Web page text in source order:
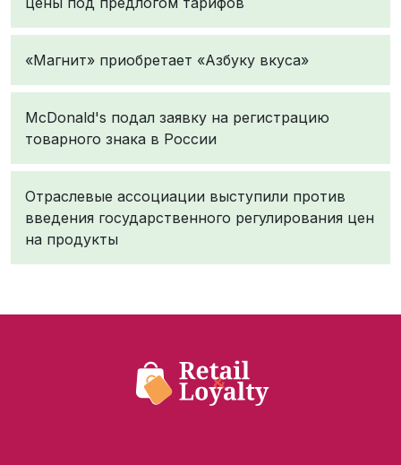
«Магнит» приобретает «Азбуку вкуса»
McDonald's подал заявку на регистрацию
товарного знака в России
Отраслевые ассоциации выступили против
введения государственного регулирования цен
на продукты